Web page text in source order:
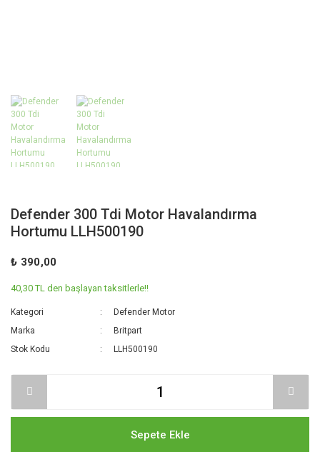
Defender 300 Tdi Motor Havalandırma
Hortumu LLH500190
₺ 390,00
40,30 TL den başlayan taksitlerle!!
Kategori
Defender Motor
Marka
Britpart
Stok Kodu
LLH500190
Sepete Ekle